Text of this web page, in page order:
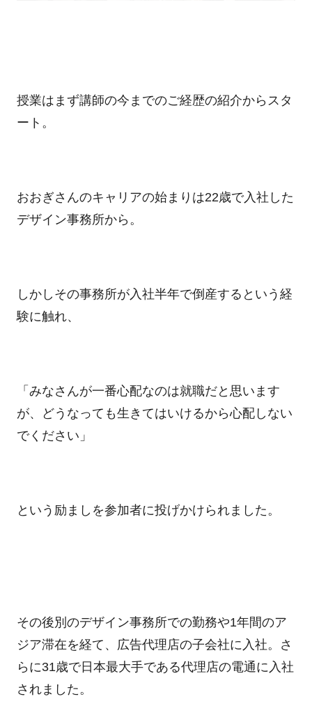
授業はまず講師の今までのご経歴の紹介からスタ
ート。
おおぎさんのキャリアの始まりは22歳で入社した
デザイン事務所から。
しかしその事務所が入社半年で倒産するという経
験に触れ、
「みなさんが一番心配なのは就職だと思います
が、どうなっても生きてはいけるから心配しない
でください」
という励ましを参加者に投げかけられました。
その後別のデザイン事務所での勤務や1年間のア
ジア滞在を経て、広告代理店の子会社に入社。さ
らに31歳で日本最大手である代理店の電通に入社
されました。